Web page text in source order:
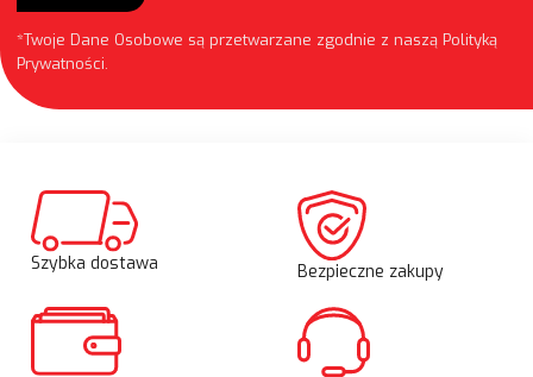
*Twoje Dane Osobowe są przetwarzane zgodnie z naszą Polityką
Prywatności.
Szybka dostawa Bezpieczne zakupy